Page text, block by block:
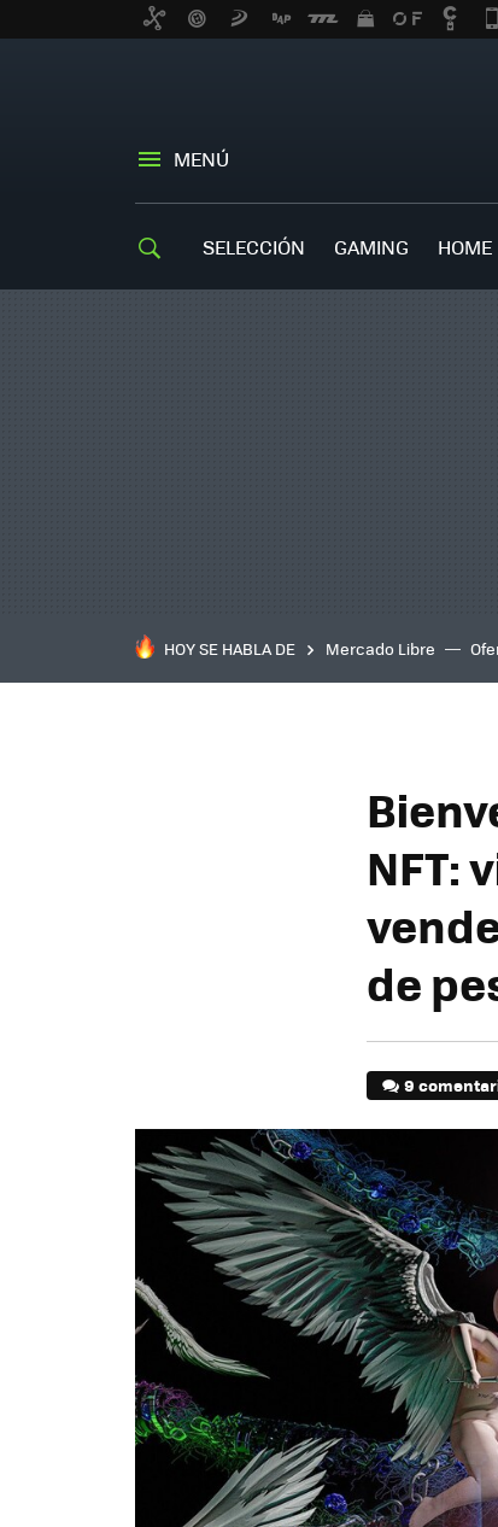
MENÚ
SELECCIÓN GAMING HOME
HOY SE HABLA DE Mercado Libre
NFT:
de
9